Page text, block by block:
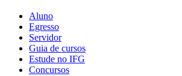
Aluno
Egresso
Servidor
Guia de cursos
Estude no IFG
Concursos